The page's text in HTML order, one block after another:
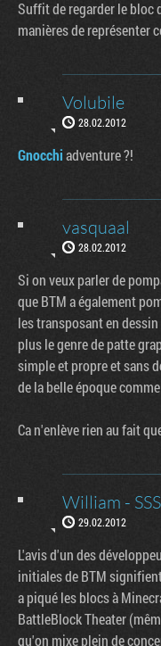
Suffit de regarder le bloc
manières de représenter
Volubile
28.02.2012
Gnocchiadventure ?!
vasquaal
28.02.2012
Si on veux parler de
que BTM a également
les transposant en
plus le genre de patte
simple et propre et sans
de la belle époque
Ca n'enlève rien au fait
William - SSS
29.02.2012
L'avis d'un des
initiales de BTM
a piqué les blocs à
BattleBlock Theater
qu'on mixe plein de